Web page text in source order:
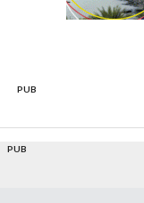
PUB
PUB